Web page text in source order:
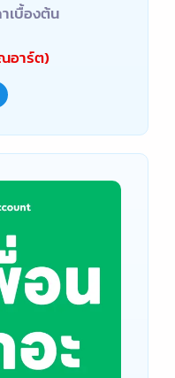
เบื้องต้น
อาร์ต)